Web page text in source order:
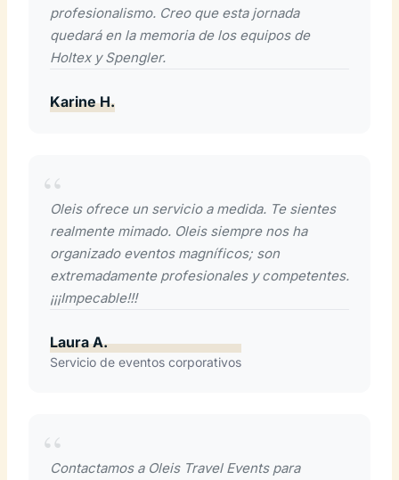
profesionalismo. Creo que esta jornada
quedará en la memoria de los equipos de
Holtex y Spengler.
Karine H.
Oleis ofrece un servicio a medida. Te sientes
realmente mimado. Oleis siempre nos ha
organizado eventos magníficos; son
extremadamente profesionales y competentes.
¡¡¡Impecable!!!
Laura A.
Servicio de eventos corporativos
Contactamos a Oleis Travel Events para